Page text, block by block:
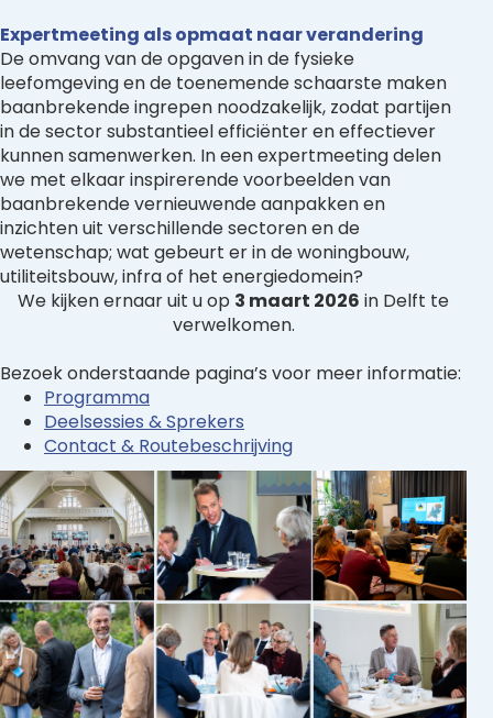
Expertmeeting als opmaat naar verandering
De omvang van de opgaven in de fysieke
leefomgeving en de toenemende schaarste maken
baanbrekende ingrepen noodzakelijk, zodat partijen
in de sector substantieel efficiënter en effectiever
kunnen samenwerken. In een expertmeeting delen
we met elkaar inspirerende voorbeelden van
baanbrekende vernieuwende aanpakken en
inzichten uit verschillende sectoren en de
wetenschap; wat gebeurt er in de woningbouw,
utiliteitsbouw, infra of het energiedomein?
We kijken ernaar uit u op 3 maart 2026 in Delft te
verwelkomen.
Bezoek onderstaande pagina’s voor meer informatie:
Programma
Deelsessies & Sprekers
Contact & Routebeschrijving